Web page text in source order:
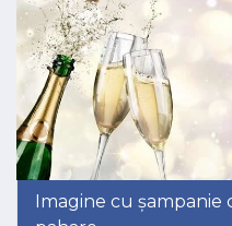
Imagine cu șampanie